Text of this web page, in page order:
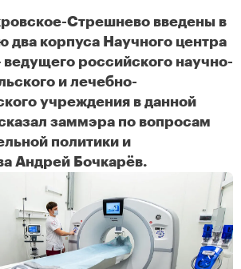
Стрешнево введены в
два корпуса Научного центра
ведущего российского научно-
и лечебно-
учреждения в данной
заммэра по вопросам
политики и
Андрей Бочкарёв.